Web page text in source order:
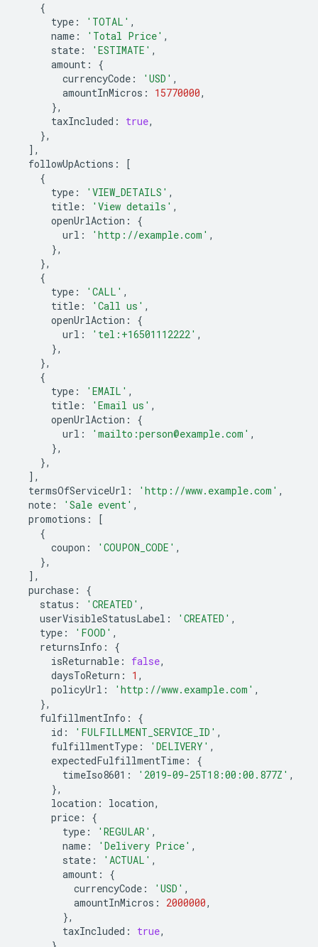
{
type : 'TOTAL' ,
name : 'Total Price' ,
state : 'ESTIMATE' ,
amount :
{
currencyCode : 'USD' ,
amountInMicros : 15770000,
},
taxIncluded : true,
},
],
followUpActions :
[
{
type : 'VIEW_DETAILS' ,
title : 'View details' ,
openUrlAction :
{
url : 'http://example.com' ,
},
},
{
type : 'CALL' ,
title : 'Call us' ,
openUrlAction :
{
url : 'tel:+16501112222' ,
},
},
{
type : 'EMAIL' ,
title : 'Email us' ,
openUrlAction :
{
url : 'mailto:person@example.com' ,
},
},
],
termsOfServiceUrl : 'http://www.example.com' ,
note : 'Sale event' ,
promotions :
[
{
coupon : 'COUPON_CODE' ,
},
],
purchase :
{
status : 'CREATED' ,
userVisibleStatusLabel : 'CREATED' ,
type : 'FOOD' ,
returnsInfo :
{
isReturnable : false,
daysToReturn : 1 ,
policyUrl : 'http://www.example.com' ,
},
fulfillmentInfo :
{
id : 'FULFILLMENT_SERVICE_ID' ,
fulfillmentType : 'DELIVERY' ,
expectedFulfillmentTime :
{
timeIso8601 : '2019-09-25T18:00:00.877Z' ,
},
location : location,
price :
{
type : 'REGULAR' ,
name : 'Delivery Price' ,
state : 'ACTUAL' ,
amount :
{
currencyCode : 'USD' ,
amountInMicros : 2000000,
},
taxIncluded : true,